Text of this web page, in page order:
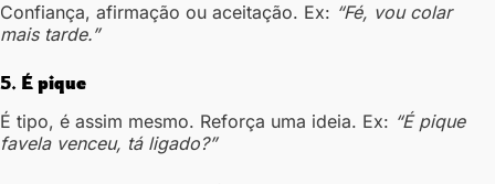
Confiança, afirmação ou aceitação. Ex: “Fé, vou colar
mais tarde.”
5. É pique
É tipo, é assim mesmo. Reforça uma ideia. Ex: “É pique
favela venceu, tá ligado?”